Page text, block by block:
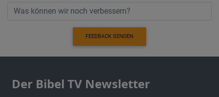
FEEDBACK SENDEN
Der Bibel TV Newsletter